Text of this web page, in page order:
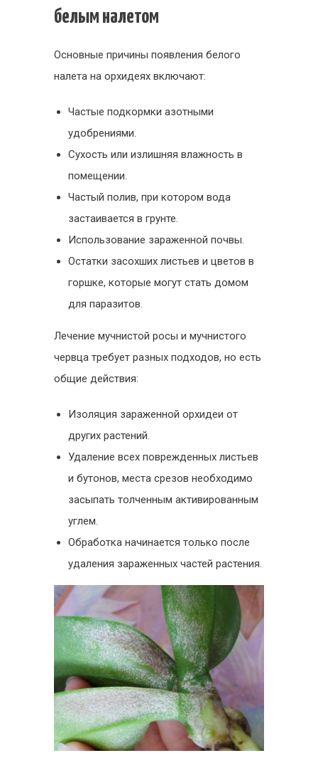
белым налетом
Основные причины появления белого
налета на орхидеях включают:
Частые подкормки азотными
удобрениями.
Сухость или излишняя влажность в
помещении.
Частый полив, при котором вода
застаивается в грунте.
Использование зараженной почвы.
Остатки засохших листьев и цветов в
горшке, которые могут стать домом
для паразитов.
Лечение мучнистой росы и мучнистого
червца требует разных подходов, но есть
общие действия:
Изоляция зараженной орхидеи от
других растений.
Удаление всех поврежденных листьев
и бутонов, места срезов необходимо
засыпать толченным активированным
углем.
Обработка начинается только после
удаления зараженных частей растения.